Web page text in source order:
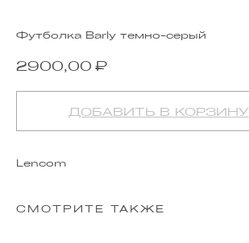
Футболка Barly темно-серый
2900,00 ₽
ДОБАВИТЬ В КОРЗИНУ
Lencom
СМОТРИТЕ ТАКЖЕ